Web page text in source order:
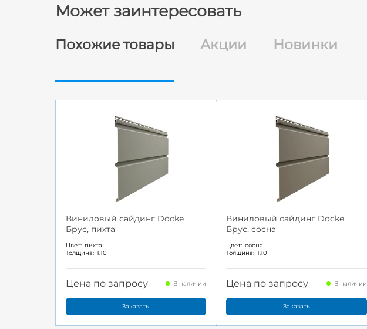
Может заинтересовать
Похожие товары Акции Новинки
Виниловый сайдинг Döcke
Брус, пихта
Цвет: пихта
Толщина: 1.10
Цена по запросу В наличии
Заказать
Виниловый сайдинг Döcke
Брус, сосна
Цвет: сосна
Толщина: 1.10
Цена по запросу В наличии
Заказать